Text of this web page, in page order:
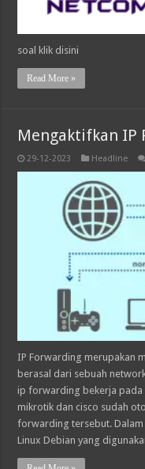
soal klik disini
Read More »
Mengaktifkan IP
29-12-2023 Headline
IP Forwarding merupakan
berasal dari sebuah
ip forwarding bekerja
mikrotik dan cisco sudah
forwarding tersebut. Dalam
Linux Debian yang